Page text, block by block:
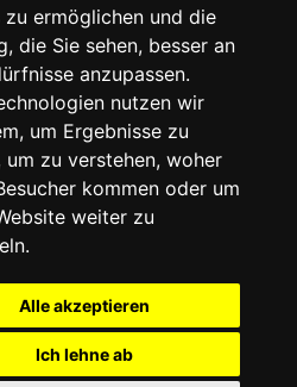
zu ermöglichen und die
die Sie sehen, besser an
anzupassen.
nutzen wir
um Ergebnisse zu
um zu verstehen, woher
kommen oder um
weiter zu
Alle akzeptieren
Ich lehne ab
alianzas
reconocimiento para
del alumno y reforzar su
y entidades deportivas.
Academy